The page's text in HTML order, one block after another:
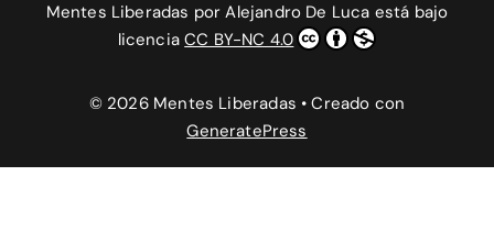
Mentes Liberadas porAlejandro De Luca está bajo
licenciaCC BY-NC 4.0
© 2026 Mentes Liberadas • Creado con
GeneratePress